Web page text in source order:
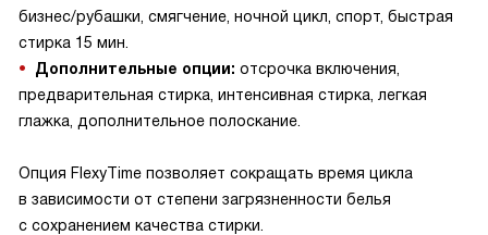
бизнес/рубашки, смягчение, ночной цикл, спорт, быстрая
стирка 15 мин.
Дополнительные опции: отсрочка включения,
предварительная стирка, интенсивная стирка, легкая
глажка, дополнительное полоскание.
Опция FlexyTime позволяет сокращать время цикла
в зависимости от степени загрязненности белья
с сохранением качества стирки.